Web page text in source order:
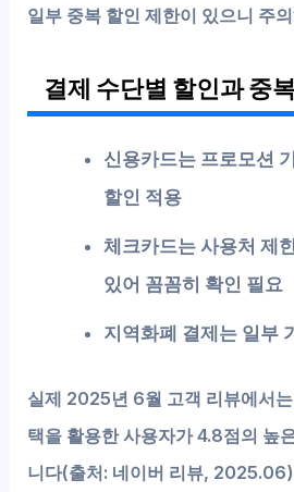
일부 중복 할인 제한이 있으니 주
결제 수단별 할인과 중
신용카드는 프로모션
할인 적용
체크카드는 사용처 제
있어 꼼꼼히 확인 필요
지역화폐 결제는 일부
실제 2025년 6월 고객 리뷰에서
택을 활용한 사용자가 4.8점의 높
니다(출처: 네이버 리뷰,